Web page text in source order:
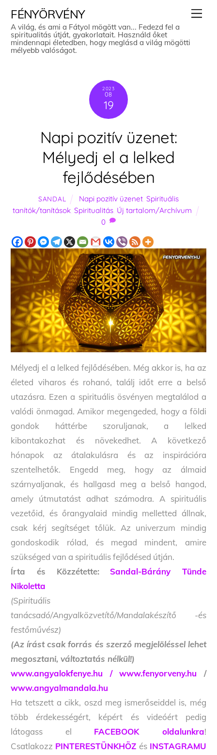
content
FÉNYÖRVÉNY
A világ, és ami a Fátyol mögött van... Fedezd fel a
spiritualitás útját, gyakorlatait. Használd őket
mindennapi életedben, hogy meglásd a világ mögötti
mélyebb valóságot.
2023
08
19
Napi pozitív üzenet:
Mélyedj el a lelked
fejlődésében
SANDAL Napi pozitív üzenet, Spirituális
tanítók/tanítások, Spiritualitás, Új tartalom/Archívum
0
Mélyedj el a lelked fejlődésében. Még akkor is, ha az
életed viharos és rohanó, találj időt erre a belső
utazásra. Ezen a spirituális ösvényen megtalálod a
valódi önmagad. Amikor megengeded, hogy a földi
gondok háttérbe szoruljanak, a lelked
kibontakozhat és növekedhet. A következő
hónapok az átalakulásra és az inspirációra
szentelhetők. Engedd meg, hogy az álmaid
szárnyaljanak, és hallgasd meg a belső hangod,
amely útmutatást adhat számodra. A spirituális
vezetőid, és őrangyalaid mindig melletted állnak,
csak kérj segítséget tőlük. Az univerzum mindig
gondoskodik rólad, és megad mindent, amire
szükséged van a spirituális fejlődésed útján.
Írta és Közzétette:
Sandal-Bárány Tünde
Nikoletta
(Spirituális
tanácsadó/Angyalközvetítő/Mandalakészítő -és
festőművész)
(Az írást csak forrás és szerző megjelöléssel lehet
megosztani, változtatás nélkül!)
www.angyalokfenye.hu /www.fenyorveny.hu /
www.angyalmandala.hu
Ha tetszett a cikk, oszd meg ismerőseiddel is, még
több érdekességért, képért és videóért pedig
látogass el FACEBOOK oldalunkra!
Csatlakozz PINTERESTÜNKHÖZ és INSTAGRAMU